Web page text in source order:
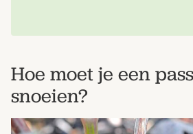
Hoe moet je een
snoeien?